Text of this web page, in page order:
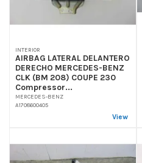
INTERIOR
AIRBAG LATERAL DELANTERO
DERECHO MERCEDES-BENZ
CLK (BM 208) COUPE 230
Compressor...
MERCEDES-BENZ
A1708600405
View